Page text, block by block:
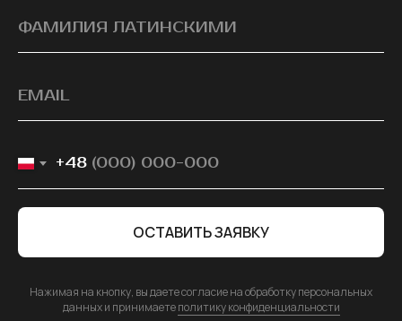
+48
ОСТАВИТЬ ЗАЯВКУ
Нажимая на кнопку, вы даете согласие на обработку персональных
данных и принимаетеполитику конфиденциальности